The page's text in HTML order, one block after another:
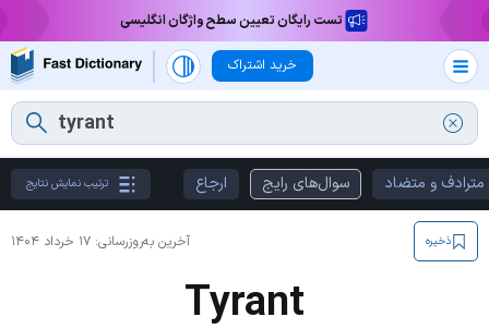
تست رایگان تعیین سطح واژگان انگلیسی
خرید اشتراک
مترادف و متضاد سوال‌های رایج ارجاع ترتیب نمایش نتایج
آخرین به‌روزرسانی: ۱۷ خرداد ۱۴۰۴ ذخیره
Tyrant